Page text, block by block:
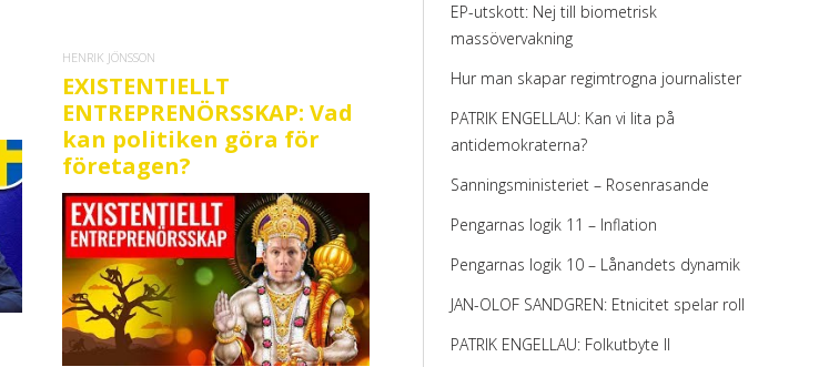
HENRIK JÖNSSON
EXISTENTIELLT
ENTREPRENÖRSSKAP: Vad
kan politiken göra för
företagen?
EP-utskott: Nej till biometrisk
massövervakning
Hur man skapar regimtrogna journalister
PATRIK ENGELLAU: Kan vi lita på
antidemokraterna?
Sanningsministeriet – Rosenrasande
Pengarnas logik 11 – Inflation
Pengarnas logik 10 – Lånandets dynamik
JAN-OLOF SANDGREN: Etnicitet spelar roll
PATRIK ENGELLAU: Folkutbyte II